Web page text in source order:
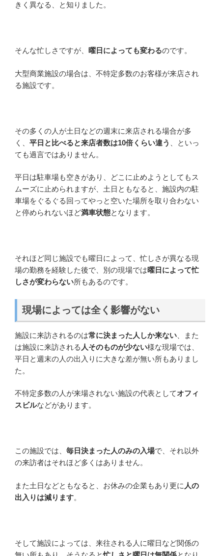
きく異なる、と知りました。
そんな忙しさですが、 曜日によっても変わるのです。
大型商業施設の場合は、不特定多数のお客様が来店され
る施設です。
その多くの人が土日などの週末に来店される場合が多
く、 平日と比べると来店者数は10倍くらい違う
、といっ
ても過言ではありません。
平日は駐車場も空きがあり、どこに止めようとしてもス
ムーズに止められますが、土日ともなると、施設内の駐
車場をぐるぐる回ってやっと空いた場所を取り合わない
と停められないほど満車状態となります。
それほど同じ施設でも曜日によって、忙しさが異なる現
場の勤務を経験した後で、別の現場では曜日によって忙
しさが変わらない所もあるのです。
現場によっては全く影響がない
施設に来訪されるのは常に決まった人しか来ない 、また
は施設に来訪される 人そのものが少ない様な現場では、
平日と週末の人の出入りに大きな差が無い所もありまし
た。
不特定多数の人が来場されない施設の代表としてオフィ
スビルなどがあります。
この施設では、 毎日決まった人のみの入場で、それ以外
の来訪者はそれほど多くはありません。
また土日などともなると、お休みの企業もあり更に 人の
出入りは減ります。
そして施設によっては、来往される人に曜日など関係の